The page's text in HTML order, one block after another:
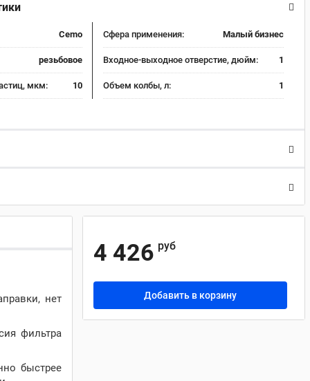
Cemo Сфера применения: Малый бизнес
резьбовое Входное-выходное отверстие, дюйм: 1
мкм: 10 Объем колбы, л: 1
нет
фильтра
быстрее
4 426 руб
Добавить в корзину